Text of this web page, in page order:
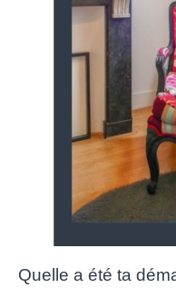
Quelle a été ta